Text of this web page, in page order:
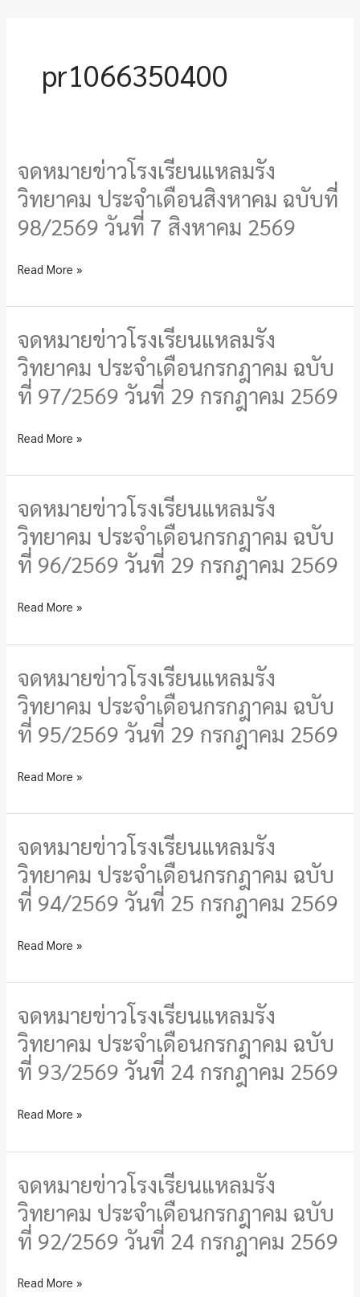
pr1066350400
จดหมายข่าวโรงเรียนแหลมรัง
วิทยาคม ประจำเดือนสิงหาคม ฉบับที่
98/2569 วันที่ 7 สิงหาคม 2569
จดหมาย
ข่าว
โรงเรียน
แหลม
วิทยาคม
สิงหาคม
ฉบับ
ที่
98/2569
ที่
2569
Read More »
จดหมายข่าวโรงเรียนแหลมรัง
วิทยาคม ประจำเดือนกรกฎาคม ฉบับ
ที่ 97/2569 วันที่ 29 กรกฎาคม 2569
จดหมาย
ข่าว
โรงเรียน
แหลม
วิทยาคม
กรกฎาคม
ฉบับ
ที่
97/2569
ที่
2569
Read More »
จดหมายข่าวโรงเรียนแหลมรัง
วิทยาคม ประจำเดือนกรกฎาคม ฉบับ
ที่ 96/2569 วันที่ 29 กรกฎาคม 2569
จดหมาย
ข่าว
โรงเรียน
แหลม
วิทยาคม
กรกฎาคม
ฉบับ
ที่
96/2569
ที่
2569
Read More »
จดหมายข่าวโรงเรียนแหลมรัง
วิทยาคม ประจำเดือนกรกฎาคม ฉบับ
ที่ 95/2569 วันที่ 29 กรกฎาคม 2569
จดหมาย
ข่าว
โรงเรียน
แหลม
วิทยาคม
กรกฎาคม
ฉบับ
ที่
95/2569
ที่
2569
Read More »
จดหมายข่าวโรงเรียนแหลมรัง
วิทยาคม ประจำเดือนกรกฎาคม ฉบับ
ที่ 94/2569 วันที่ 25 กรกฎาคม 2569
จดหมาย
ข่าว
โรงเรียน
แหลม
วิทยาคม
กรกฎาคม
ฉบับ
ที่
94/2569
ที่
2569
Read More »
จดหมายข่าวโรงเรียนแหลมรัง
วิทยาคม ประจำเดือนกรกฎาคม ฉบับ
ที่ 93/2569 วันที่ 24 กรกฎาคม 2569
จดหมาย
ข่าว
โรงเรียน
แหลม
วิทยาคม
กรกฎาคม
ฉบับ
ที่
93/2569
Read More »
จดหมายข่าวโรงเรียนแหลมรัง
วิทยาคม ประจำเดือนกรกฎาคม ฉบับ
ที่ 92/2569 วันที่ 24 กรกฎาคม 2569
จดหมาย
ข่าว
โรงเรียน
แหลม
วิทยาคม
Read More »